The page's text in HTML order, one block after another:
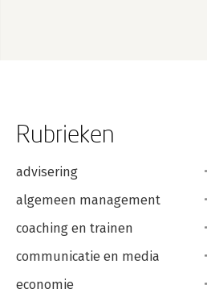
Rubrieken
advisering
algemeen management
coaching en trainen
communicatie en media
economie